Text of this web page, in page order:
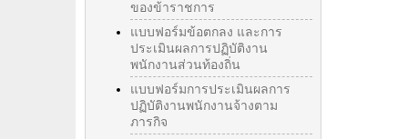
ของข้าราชการ
แบบฟอร์มข้อตกลง และการ
ประเมินผลการปฏิบัติงาน
พนักงานส่วนท้องถิ่น
แบบฟอร์มการประเมินผลการ
ปฏิบัติงานพนักงานจ้างตาม
ภารกิจ